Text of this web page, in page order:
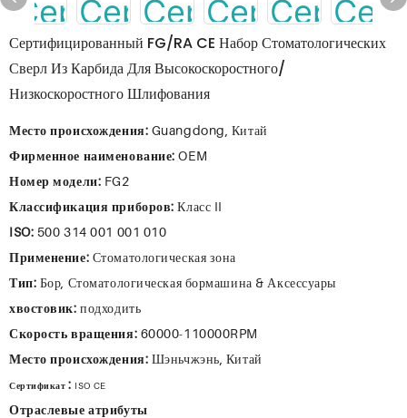
Сертифицированный FG/RA CE Набор Стоматологических
Сверл Из Карбида Для Высокоскоростного/
Низкоскоростного Шлифования
Место происхождения: Guangdong, Китай
Фирменное наименование:OEM
Номер модели: FG2
Классификация приборов:Класс II
ISO: 500 314 001 001 010
Применение: Стоматологическая зона
Тип: Бор, Стоматологическая бормашина & Аксессуары
хвостовик:подходить
Скорость вращения: 60000-110000RPM
Место происхождения: Шэньчжэнь, Китай
Сертификат: ISO CE
Отраслевые атрибуты